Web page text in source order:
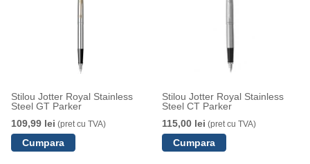
Stilou Jotter Royal Stainless
Steel GT Parker
109,99 lei (pret cu TVA)
Stilou Jotter Royal Stainless
Steel CT Parker
115,00 lei (pret cu TVA)